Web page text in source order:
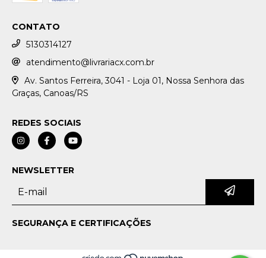
CONTATO
5130314127
atendimento@livrariacx.com.br
Av. Santos Ferreira, 3041 - Loja 01, Nossa Senhora das
Graças, Canoas/RS
REDES SOCIAIS
NEWSLETTER
SEGURANÇA E CERTIFICAÇÕES